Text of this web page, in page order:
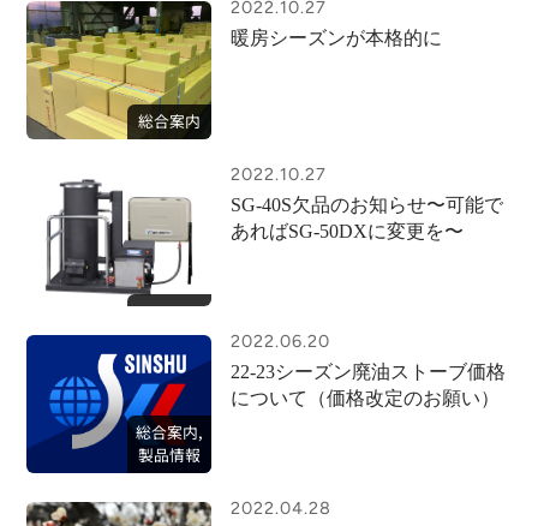
総合案内
2022.10.27
暖房シーズンが本格的に
2022.10.27
SG-40S欠品のお知らせ〜可能で
あればSG-50DXに変更を〜
総合案内,
製品情報
2022.06.20
22-23シーズン廃油ストーブ価格
について（価格改定のお願い）
2022.04.28